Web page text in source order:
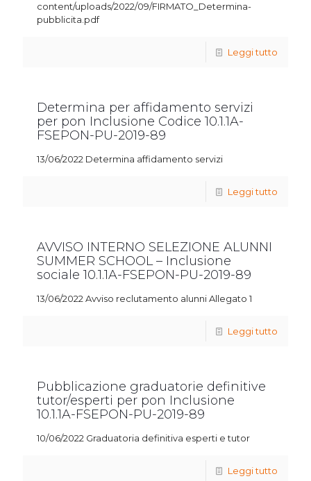
content/uploads/2022/09/FIRMATO_Determina-
pubblicita.pdf
Leggi tutto
Determina per affidamento servizi
per pon Inclusione Codice 10.1.1A-
FSEPON-PU-2019-89
13/06/2022 Determina affidamento servizi
Leggi tutto
AVVISO INTERNO SELEZIONE ALUNNI
SUMMER SCHOOL – Inclusione
sociale 10.1.1A-FSEPON-PU-2019-89
13/06/2022 Avviso reclutamento alunni Allegato 1
Leggi tutto
Pubblicazione graduatorie definitive
tutor/esperti per pon Inclusione
10.1.1A-FSEPON-PU-2019-89
10/06/2022 Graduatoria definitiva esperti e tutor
Leggi tutto